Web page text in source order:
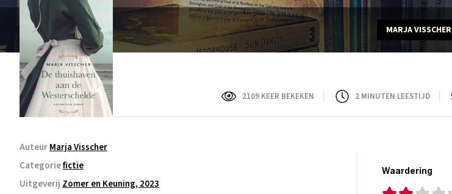
MARJA VISSCHER
2109 KEER BEKEKEN 2 MINUTEN LEESTIJD
AuteurMarja Visscher
Categoriefictie
Uitgeverij Zomer en Keuning, 2023
Waardering